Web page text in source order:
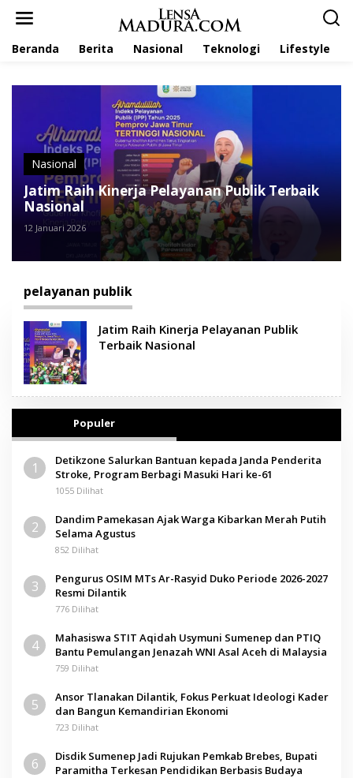
Beranda Berita Nasional Teknologi Lifestyle
Nasional
Jatim Raih Kinerja Pelayanan Publik Terbaik
Nasional
12 Januari 2026
pelayanan publik
Jatim Raih Kinerja Pelayanan Publik
Terbaik Nasional
Populer
1
Detikzone Salurkan Bantuan kepada Janda Penderita
Stroke, Program Berbagi Masuki Hari ke-61
1055 Dilihat
2
Dandim Pamekasan Ajak Warga Kibarkan Merah Putih
Selama Agustus
852 Dilihat
3
Pengurus OSIM MTs Ar-Rasyid Duko Periode 2026-2027
Resmi Dilantik
776 Dilihat
4
Mahasiswa STIT Aqidah Usymuni Sumenep dan PTIQ
Bantu Pemulangan Jenazah WNI Asal Aceh di Malaysia
759 Dilihat
5
Ansor Tlanakan Dilantik, Fokus Perkuat Ideologi Kader
dan Bangun Kemandirian Ekonomi
723 Dilihat
6
Disdik Sumenep Jadi Rujukan Pemkab Brebes, Bupati
Paramitha Terkesan Pendidikan Berbasis Budaya